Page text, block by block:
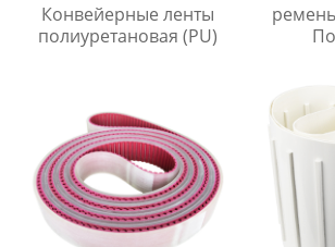
Конвейерные ленты
полиуретановая (PU)